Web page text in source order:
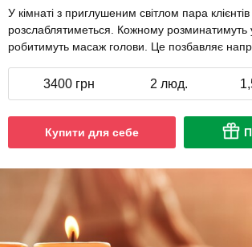
У кімнаті з приглушеним світлом пара клієнтів
розслаблятиметься. Кожному розминатимуть
робитимуть масаж голови. Це позбавляє
3400 грн 2 люд.
Купити для себе